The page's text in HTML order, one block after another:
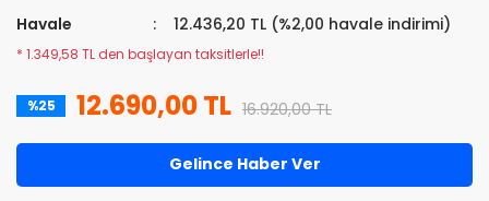
Havale 12.436,20 TL (%2,00 havale indirimi)
* 1.349,58 TL den başlayan taksitlerle!!
%25 12.690,00 TL 16.920,00 TL
Gelince Haber Ver